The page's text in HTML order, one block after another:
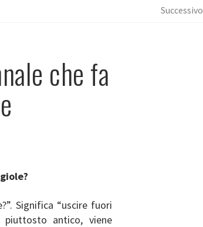
Successivo
che fa
Significa “uscire fuori
antico, viene